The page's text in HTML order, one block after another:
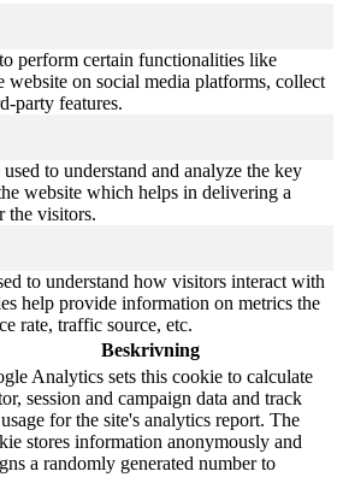
perform certain functionalities like
website on social media platforms, collect
party features.
to understand and analyze the key
website which helps in delivering a
the visitors.
to understand how visitors interact with
help provide information on metrics the
rate, traffic source, etc.
Beskrivning
Analytics sets this cookie to calculate
session and campaign data and track
for the site's analytics report. The
stores information anonymously and
a randomly generated number to